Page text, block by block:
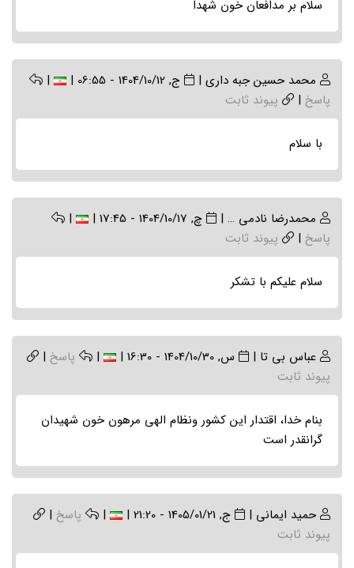
سلام بر مدافعان خون شهدا
محمد حسین جبه داری | ج, 1404/10/12 - 06:55 |
|
پاسخ | پیوند ثابت
با سلام
محمدرضا نادمی … | چ, 1404/10/17 - 17:45 |
|
پاسخ | پیوند ثابت
سلام علیکم با تشکر
عباس بی تا | س, 1404/10/30 - 16:30 |
| پاسخ |
پیوند ثابت
بنام خدا، اقتدار این کشور ونظام الهی مرهون خون شهیدان
گرانقدر است
حمید ایمانی | ج, 1405/01/21 - 21:20 |
| پاسخ |
پیوند ثابت